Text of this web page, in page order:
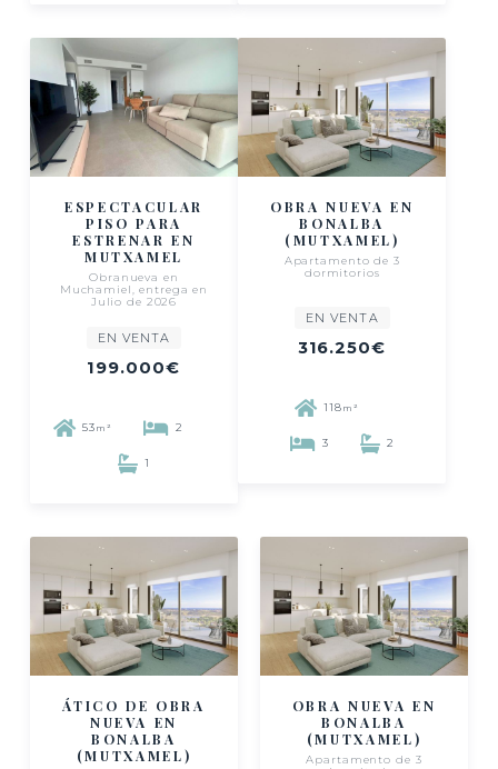
ESPECTACULAR
PISO PARA
ESTRENAR EN
MUTXAMEL
Obranueva en
Muchamiel, entrega en
Julio de 2026
EN VENTA
199.000€
53 m² 2
1
OBRA NUEVA EN
BONALBA
(MUTXAMEL)
Apartamento de 3
dormitorios
EN VENTA
316.250€
118 m²
3 2
ÁTICO DE OBRA
NUEVA EN
BONALBA
(MUTXAMEL)
OBRA NUEVA EN
BONALBA
(MUTXAMEL)
Apartamento de 3